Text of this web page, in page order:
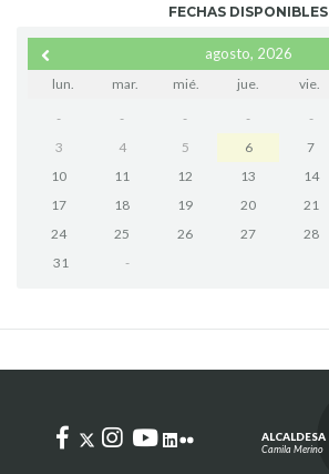
FECHAS DISPONIBLES
agosto, 2026
lun. mar. mié. jue. vie.
- - - - -
3
4 5 6 7
10
11 12 13 14
17
18 19 20 21
24
25 26 27 28
31
-
ALCALDESA
Camila Merino